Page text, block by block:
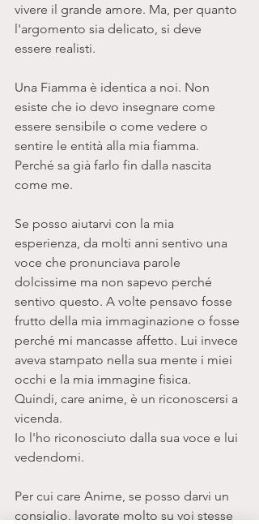
vivere il grande amore. Ma, per quanto
l'argomento sia delicato, si deve
essere realisti.
Una Fiamma è identica a noi. Non
esiste che io devo insegnare come
essere sensibile o come vedere o
sentire le entità alla mia fiamma.
Perché sa già farlo fin dalla nascita
come me.
Se posso aiutarvi con la mia
esperienza, da molti anni sentivo una
voce che pronunciava parole
dolcissime ma non sapevo perché
sentivo questo. A volte pensavo fosse
frutto della mia immaginazione o fosse
perché mi mancasse affetto. Lui invece
aveva stampato nella sua mente i miei
occhi e la mia immagine fisica.
Quindi, care anime, è un riconoscersi a
vicenda.
Io l'ho riconosciuto dalla sua voce e lui
vedendomi.
Per cui care Anime, se posso darvi un
consiglio, lavorate molto su voi stesse